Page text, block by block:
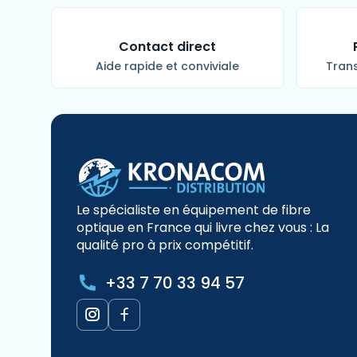
Contact direct
Aide rapide et conviviale
Le spécialiste en équipement de fibre
optique en France qui livre chez vous : La
qualité pro à prix compétitif.
+33 7 70 33 94 57